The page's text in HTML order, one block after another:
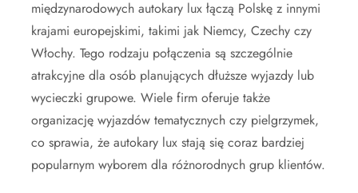
międzynarodowych autokary lux łączą Polskę z innymi
krajami europejskimi, takimi jak Niemcy, Czechy czy
Włochy. Tego rodzaju połączenia są szczególnie
atrakcyjne dla osób planujących dłuższe wyjazdy lub
wycieczki grupowe. Wiele firm oferuje także
organizację wyjazdów tematycznych czy pielgrzymek,
co sprawia, że autokary lux stają się coraz bardziej
popularnym wyborem dla różnorodnych grup klientów.